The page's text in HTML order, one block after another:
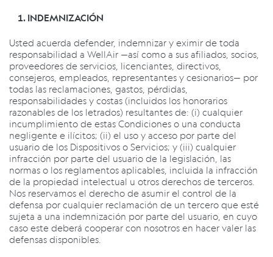
INDEMNIZACIÓN
Usted acuerda defender, indemnizar y eximir de toda
responsabilidad a WellAir —así como a sus afiliados, socios,
proveedores de servicios, licenciantes, directivos,
consejeros, empleados, representantes y cesionarios— por
todas las reclamaciones, gastos, pérdidas,
responsabilidades y costas (incluidos los honorarios
razonables de los letrados) resultantes de: (i) cualquier
incumplimiento de estas Condiciones o una conducta
negligente e ilícitos; (ii) el uso y acceso por parte del
usuario de los Dispositivos o Servicios; y (iii) cualquier
infracción por parte del usuario de la legislación, las
normas o los reglamentos aplicables, incluida la infracción
de la propiedad intelectual u otros derechos de terceros.
Nos reservamos el derecho de asumir el control de la
defensa por cualquier reclamación de un tercero que esté
sujeta a una indemnización por parte del usuario, en cuyo
caso este deberá cooperar con nosotros en hacer valer las
defensas disponibles.